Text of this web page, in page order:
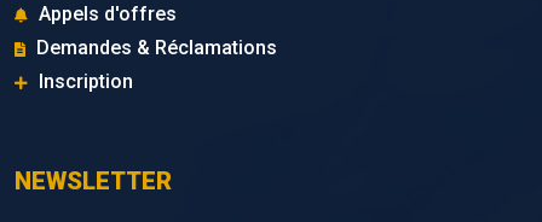
Appels d'offres
Demandes & Réclamations
Inscription
NEWSLETTER